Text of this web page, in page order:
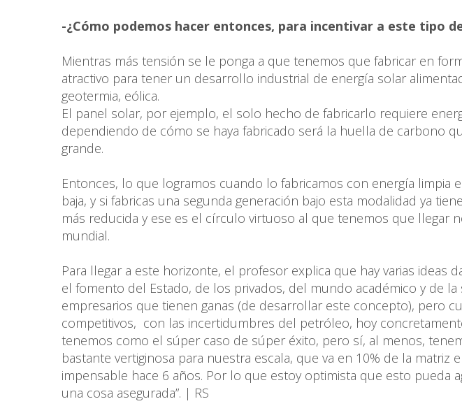
-¿Cómo podemos hacer entonces, para incentivar a este tipo
Mientras más tensión se le ponga a que tenemos que fabricar en
atractivo para tener un desarrollo industrial de energía solar
geotermia, eólica.
El panel solar, por ejemplo, el solo hecho de fabricarlo requiere
dependiendo de cómo se haya fabricado será la huella de carbono
grande.
Entonces, lo que logramos cuando lo fabricamos con energía limpia
baja, y si fabricas una segunda generación bajo esta modalidad ya
más reducida y ese es el círculo virtuoso al que tenemos que llegar
mundial.
Para llegar a este horizonte, el profesor explica que hay varias ideas
el fomento del Estado, de los privados, del mundo académico y de la
empresarios que tienen ganas (de desarrollar este concepto), pero
competitivos, con las incertidumbres del petróleo, hoy
tenemos como el súper caso de súper éxito, pero sí, al menos,
bastante vertiginosa para nuestra escala, que va en 10% de la matriz
impensable hace 6 años. Por lo que estoy optimista que esto pueda
una cosa asegurada”. | RS